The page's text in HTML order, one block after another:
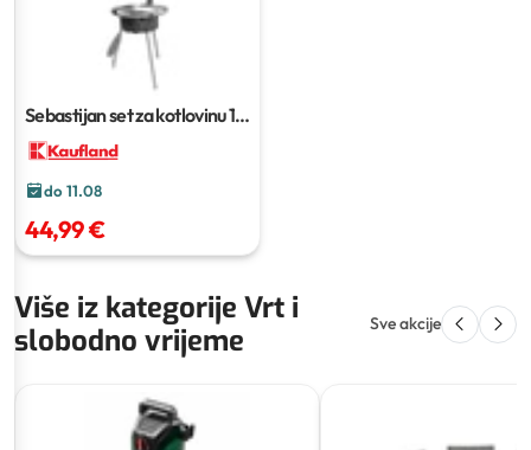
Sebastijan set za kotlovinu1
do 11.08
44,99 €
Više iz kategorije Vrt i
slobodno vrijeme
Sve akcije